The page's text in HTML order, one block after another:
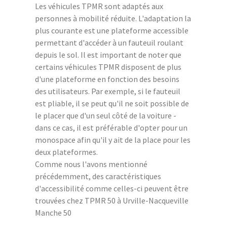
Les véhicules TPMR sont adaptés aux
personnes à mobilité réduite. L'adaptation la
plus courante est une plateforme accessible
permettant d'accéder à un fauteuil roulant
depuis le sol. Il est important de noter que
certains véhicules TPMR disposent de plus
d'une plateforme en fonction des besoins
des utilisateurs. Par exemple, si le fauteuil
est pliable, il se peut qu'il ne soit possible de
le placer que d'un seul côté de la voiture -
dans ce cas, il est préférable d'opter pour un
monospace afin qu'il y ait de la place pour les
deux plateformes.
Comme nous l'avons mentionné
précédemment, des caractéristiques
d'accessibilité comme celles-ci peuvent être
trouvées chez TPMR 50 à Urville-Nacqueville
Manche 50